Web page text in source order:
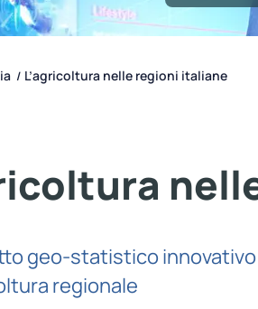
/ L’agricoltura nelle regioni italiane
geo-statistico
regionale